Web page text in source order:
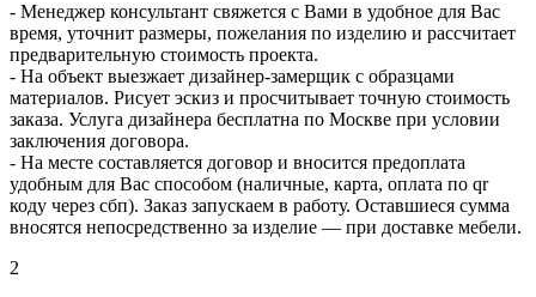
- Менеджер консультант свяжется с Вами в удобное для Вас
время, уточнит размеры, пожелания по изделию и рассчитает
предварительную стоимость проекта.
- На объект выезжает дизайнер-замерщик с образцами
материалов. Рисует эскиз и просчитывает точную стоимость
заказа. Услуга дизайнера бесплатна по Москве при условии
заключения договора.
- На месте составляется договор и вносится предоплата
удобным для Вас способом (наличные, карта, оплата по qr
коду через сбп). Заказ запускаем в работу. Оставшиеся сумма
вносятся непосредственно за изделие — при доставке мебели.
2